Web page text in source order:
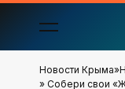
Новости Крыма»
» Собери свои